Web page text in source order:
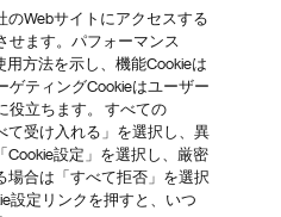
ィス ファーマ
のWebサイトにアクセスする
せます。パフォーマンス
用方法を示し、機能Cookieは
ゲティングCookieはユーザー
役立ちます。 すべての
て受け入れる」を選択し、異
Cookie設定」を選択し、厳密
場合は「すべて拒否」を選択
設定リンクを押すと、いつ